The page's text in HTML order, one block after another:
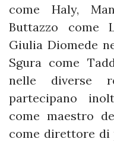
come Haly,
Buttazzo come
Giulia Diomede
Sgura come
nelle diverse
partecipano
come maestro
come direttore di